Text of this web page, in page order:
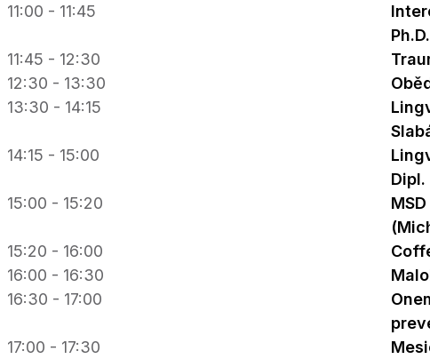
11:00 - 11:45
11:45 - 12:30
12:30 - 13:30
13:30 - 14:15
14:15 - 15:00
Dipl.
15:00 - 15:20
15:20 - 16:00
16:00 - 16:30
16:30 - 17:00
17:00 - 17:30